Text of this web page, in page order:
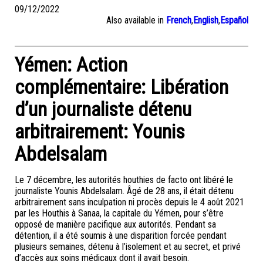
09/12/2022
Also available in French,English,Español
Yémen: Action
complémentaire: Libération
d’un journaliste détenu
arbitrairement: Younis
Abdelsalam
Le 7 décembre, les autorités houthies de facto ont libéré le
journaliste Younis Abdelsalam. Âgé de 28 ans, il était détenu
arbitrairement sans inculpation ni procès depuis le 4 août 2021
par les Houthis à Sanaa, la capitale du Yémen, pour s’être
opposé de manière pacifique aux autorités. Pendant sa
détention, il a été soumis à une disparition forcée pendant
plusieurs semaines, détenu à l’isolement et au secret, et privé
d’accès aux soins médicaux dont il avait besoin.